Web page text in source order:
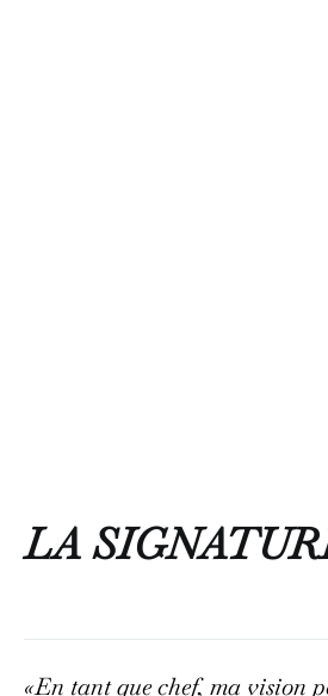
LA
«En tant que chef, ma vision